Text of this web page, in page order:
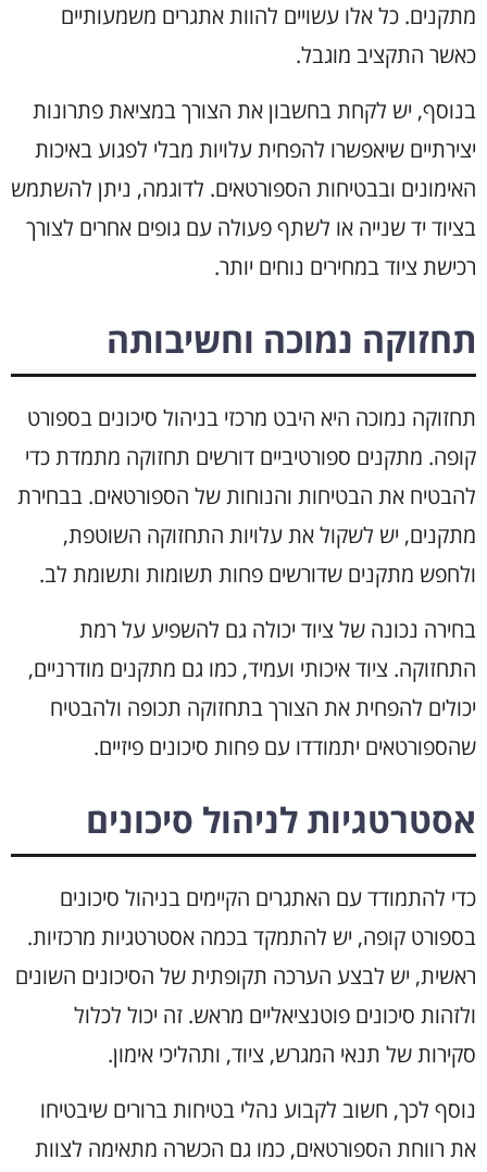
מתקנים. כל אלו עשויים להוות אתגרים משמעותיים
כאשר התקציב מוגבל.
בנוסף, יש לקחת בחשבון את הצורך במציאת פתרונות
יצירתיים שיאפשרו להפחית עלויות מבלי לפגוע באיכות
האימונים ובבטיחות הספורטאים. לדוגמה, ניתן להשתמש
בציוד יד שנייה או לשתף פעולה עם גופים אחרים לצורך
רכישת ציוד במחירים נוחים יותר.
תחזוקה נמוכה וחשיבותה
תחזוקה נמוכה היא היבט מרכזי בניהול סיכונים בספורט
קופה. מתקנים ספורטיביים דורשים תחזוקה מתמדת כדי
להבטיח את הבטיחות והנוחות של הספורטאים. בבחירת
מתקנים, יש לשקול את עלויות התחזוקה השוטפת,
ולחפש מתקנים שדורשים פחות תשומות ותשומת לב.
בחירה נכונה של ציוד יכולה גם להשפיע על רמת
התחזוקה. ציוד איכותי ועמיד, כמו גם מתקנים מודרניים,
יכולים להפחית את הצורך בתחזוקה תכופה ולהבטיח
שהספורטאים יתמודדו עם פחות סיכונים פיזיים.
אסטרטגיות לניהול סיכונים
כדי להתמודד עם האתגרים הקיימים בניהול סיכונים
בספורט קופה, יש להתמקד בכמה אסטרטגיות מרכזיות.
ראשית, יש לבצע הערכה תקופתית של הסיכונים השונים
ולזהות סיכונים פוטנציאליים מראש. זה יכול לכלול
סקירות של תנאי המגרש, ציוד, ותהליכי אימון.
נוסף לכך, חשוב לקבוע נהלי בטיחות ברורים שיבטיחו
את רווחת הספורטאים, כמו גם הכשרה מתאימה לצוות